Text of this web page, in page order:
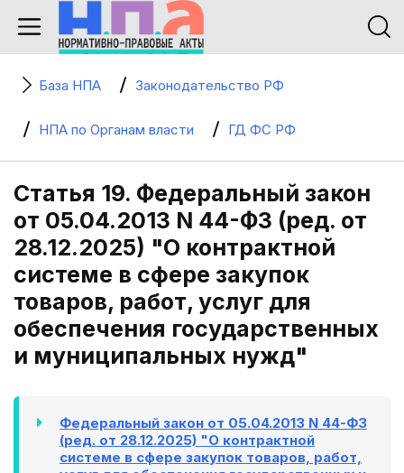
База НПА Законодательство РФ
НПА по Органам власти ГД ФС РФ
Статья 19. Федеральный закон
от 05.04.2013 N 44-ФЗ (ред. от
28.12.2025) "О контрактной
системе в сфере закупок
товаров, работ, услуг для
обеспечения государственных
и муниципальных нужд"
Федеральный закон от 05.04.2013 N 44-ФЗ
(ред. от 28.12.2025) "О контрактной
системе в сфере закупок товаров, работ,